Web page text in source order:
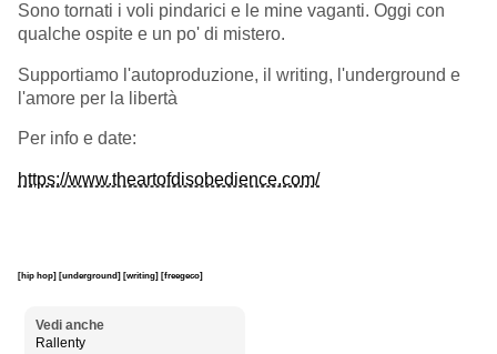
Sono tornati i voli pindarici e le mine vaganti. Oggi con
qualche ospite e un po' di mistero.
Supportiamo l'autoproduzione, il writing, l'underground e
l'amore per la libertà
Per info e date:
https://www.theartofdisobedience.com/
[hip hop] [underground] [writing] [freegeco]
Vedi anche
Rallenty